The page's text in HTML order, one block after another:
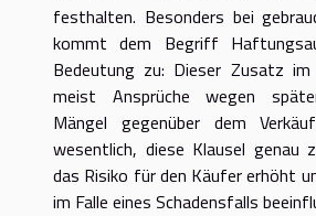
festhalten. Besonders bei
kommt dem Begriff
Bedeutung zu: Dieser Zusatz
meist Ansprüche wegen
Mängel gegenüber dem
wesentlich, diese Klausel genau
das Risiko für den Käufer erhöht
im Falle eines Schadensfalls